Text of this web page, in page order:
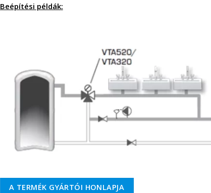
Beépítési példák:
A TERMÉK GYÁRTÓI HONLAPJA